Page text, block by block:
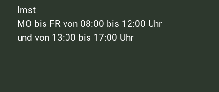
Imst
MO bis FR von 08:00 bis 12:00 Uhr
und von 13:00 bis 17:00 Uhr